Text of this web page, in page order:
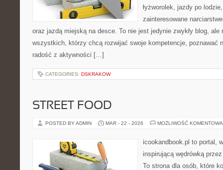
łyżworolek, jazdy po
zainteresowane
oraz jazdą miejską na desce. To nie jest jedynie zwykły blog, ale
wszystkich, którzy chcą rozwijać swoje kompetencje, poznawać
radość z aktywności […]
CATEGORIES: DSKRAKOW
STREET FOOD
POSTED BY ADMIN MAR - 22 - 2026 MOŻLIWOŚĆ
icookandbook.pl to portal,
inspirującą wędrówką
To strona dla osób, które